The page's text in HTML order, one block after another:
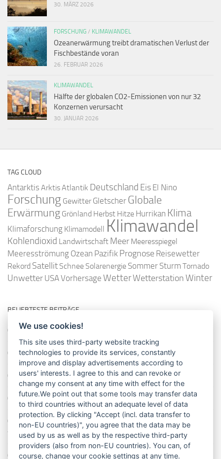
30. MÄRZ 2026
FORSCHUNG / KLIMAWANDEL
Ozeanerwärmung treibt dramatischen Verlust der
Fischbestände voran
26. FEBRUAR 2026
KLIMAWANDEL
Hälfte der globalen CO2-Emissionen von nur 32
Konzernen verursacht
30. JANUAR 2026
TAG CLOUD
Antarktis ArktisAtlantik Deutschland Eis El Nino
Forschung Gewitter Gletscher Globale
Erwärmung Grönland Herbst Hitze Hurrikan Klima
Klimaforschung Klimamodell Klimawandel
Kohlendioxid Landwirtschaft Meer Meeresspiegel
Meeresströmung Ozean Pazifik Prognose Reisewetter
Rekord Satellit Schnee Solarenergie Sommer Sturm Tornado
Unwetter USAVorhersage WetterWetterstationWinter
BELIEBTESTE BEITRÄGE
So misst man die Lufttemperatur richtig
Die richtige Wasserpumpe für den Garten
Das Wetter-Netzwerk WeatherCloud
So stellt man einen Regenmesser korrekt auf
11 Dinge über den Luftdruck, die Sie garantiert noch nicht alle
wussten
Blitzstatistik Europa: Wo gewittert es am meisten?
We use cookies!
This site uses third-party website tracking
technologies to provide its services, constantly
improve and display advertisements according to
users' interests. I agree to this and can revoke or
change my consent at any time with effect for the
future.We point out that some tools may transfer data
to third countries without an adequate level of data
protection. By clicking "Accept (incl. data transfer to
non-EU countries)", you agree that the data may be
used by us as well as by the respective third-party
providers (also from non-EU countries). You can, of
course, change your cookie settings at any time.